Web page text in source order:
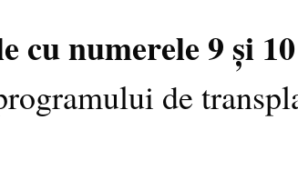
cu numerele 9 și
de